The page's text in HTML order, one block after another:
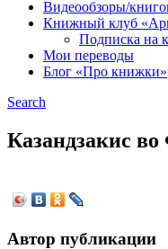
Видеообзоры/
Книжный клуб
Подписка на
Мои переводы
Блог «Про книжки»
Search
Казандзакис
Автор публикации